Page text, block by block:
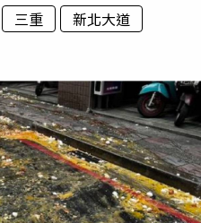
三重
新北大道